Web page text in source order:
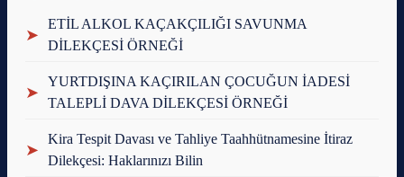
➤
ETİL ALKOL KAÇAKÇILIĞI SAVUNMA
DİLEKÇESİ ÖRNEĞİ
➤
YURTDIŞINA KAÇIRILAN ÇOCUĞUN İADESİ
TALEPLİ DAVA DİLEKÇESİ ÖRNEĞİ
➤
Kira Tespit Davası ve Tahliye Taahhütnamesine İtiraz
Dilekçesi: Haklarınızı Bilin